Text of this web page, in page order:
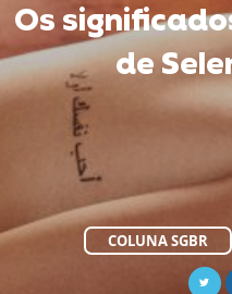
Os
de
COLUNA SGBR